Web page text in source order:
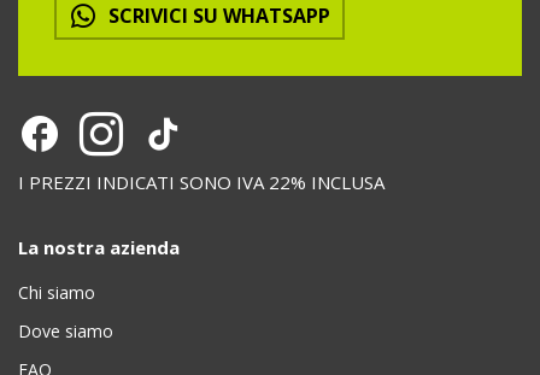
SCRIVICI SU WHATSAPP
I PREZZI INDICATI SONO IVA 22% INCLUSA
La nostra azienda
Chi siamo
Dove siamo
FAQ